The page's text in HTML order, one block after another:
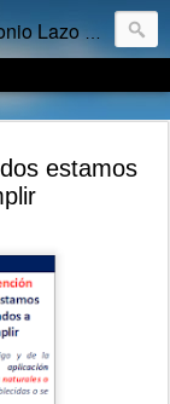
Sánchez
estamos